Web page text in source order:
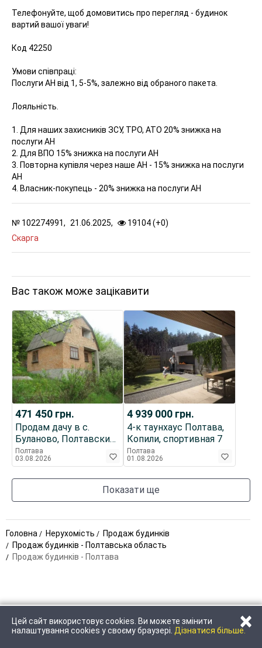
Телефонуйте, щоб домовитись про перегляд - будинок
вартий вашої уваги!
Код 42250
Умови співпраці:
Послуги АН від 1, 5-5%, залежно від обраного пакета.
Лояльність.
1. Для наших захисників ЗСУ, ТРО, АТО 20% знижка на
послуги АН
2. Для ВПО 15% знижка на послуги АН
3. Повторна купівля через наше АН - 15% знижка на послуги
АН
4. Власник-покупець - 20% знижка на послуги АН
№ 102274991, 21.06.2025, 19104 (+0)
Скарга
Вас також може зацікавити
471 450 грн.
Продам дачу в с.
Буланово, Полтавский
район, 10км. от
Полтавы.
Полтава
03.08.2026
4 939 000 грн.
4-к таунхаус Полтава,
Копили, спортивная 7
Полтава
01.08.2026
Показати ще
Головна Нерухомість
Продаж будинків
Продаж будинків - Полтавська область
Продаж будинків - Полтава
Цей сайт використовує cookies. Ви можете змінити
налаштування cookies у своєму браузері. Дізнатися більше.×
ЗАТЕЛЕФОНУВАТИ НАПИСАТИ